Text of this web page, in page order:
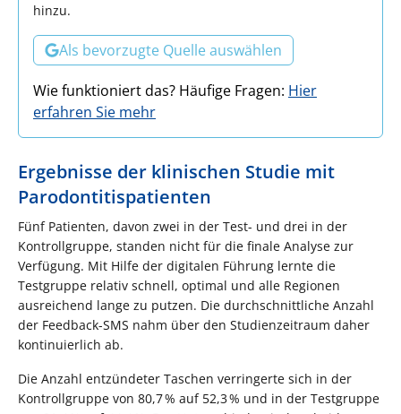
hinzu.
Als bevorzugte Quelle auswählen
Wie funktioniert das? Häufige Fragen: Hier
erfahren Sie mehr
Ergebnisse der klinischen Studie mit
Parodontitispatienten
Fünf Patienten, davon zwei in der Test- und drei in der
Kontrollgruppe, standen nicht für die finale Analyse zur
Verfügung. Mit Hilfe der digitalen Führung lernte die
Testgruppe relativ schnell, optimal und alle Regionen
ausreichend lange zu putzen. Die durchschnittliche Anzahl
der Feedback-SMS nahm über den Studienzeitraum daher
kontinuierlich ab.
Die Anzahl entzündeter Taschen verringerte sich in der
Kontrollgruppe von 80,7 % auf 52,3 % und in der Testgruppe